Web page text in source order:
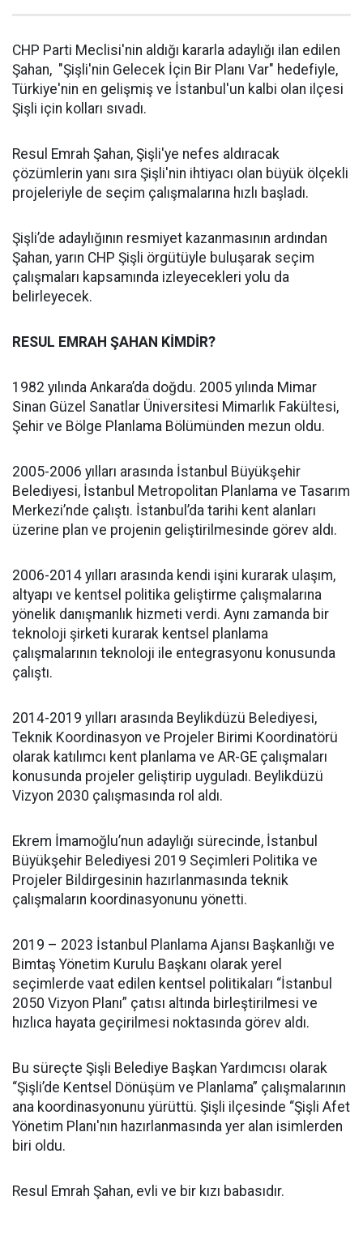
CHP Parti Meclisi'nin aldığı kararla adaylığı ilan edilen
Şahan, "Şişli'nin Gelecek İçin Bir Planı Var" hedefiyle,
Türkiye'nin en gelişmiş ve İstanbul'un kalbi olan ilçesi
Şişli için kolları sıvadı.
Resul Emrah Şahan, Şişli'ye nefes aldıracak
çözümlerin yanı sıra Şişli'nin ihtiyacı olan büyük ölçekli
projeleriyle de seçim çalışmalarına hızlı başladı.
Şişli’de adaylığının resmiyet kazanmasının ardından
Şahan, yarın CHP Şişli örgütüyle buluşarak seçim
çalışmaları kapsamında izleyecekleri yolu da
belirleyecek.
RESUL EMRAH ŞAHAN KİMDİR?
1982 yılında Ankara’da doğdu. 2005 yılında Mimar
Sinan Güzel Sanatlar Üniversitesi Mimarlık Fakültesi,
Şehir ve Bölge Planlama Bölümünden mezun oldu.
2005-2006 yılları arasında İstanbul Büyükşehir
Belediyesi, İstanbul Metropolitan Planlama ve Tasarım
Merkezi’nde çalıştı. İstanbul’da tarihi kent alanları
üzerine plan ve projenin geliştirilmesinde görev aldı.
2006-2014 yılları arasında kendi işini kurarak ulaşım,
altyapı ve kentsel politika geliştirme çalışmalarına
yönelik danışmanlık hizmeti verdi. Aynı zamanda bir
teknoloji şirketi kurarak kentsel planlama
çalışmalarının teknoloji ile entegrasyonu konusunda
çalıştı.
2014-2019 yılları arasında Beylikdüzü Belediyesi,
Teknik Koordinasyon ve Projeler Birimi Koordinatörü
olarak katılımcı kent planlama ve AR-GE çalışmaları
konusunda projeler geliştirip uyguladı. Beylikdüzü
Vizyon 2030 çalışmasında rol aldı.
Ekrem İmamoğlu’nun adaylığı sürecinde, İstanbul
Büyükşehir Belediyesi 2019 Seçimleri Politika ve
Projeler Bildirgesinin hazırlanmasında teknik
çalışmaların koordinasyonunu yönetti.
2019 – 2023 İstanbul Planlama Ajansı Başkanlığı ve
Bimtaş Yönetim Kurulu Başkanı olarak yerel
seçimlerde vaat edilen kentsel politikaları “İstanbul
2050 Vizyon Planı” çatısı altında birleştirilmesi ve
hızlıca hayata geçirilmesi noktasında görev aldı.
Bu süreçte Şişli Belediye Başkan Yardımcısı olarak
“Şişli’de Kentsel Dönüşüm ve Planlama” çalışmalarının
ana koordinasyonunu yürüttü. Şişli ilçesinde “Şişli Afet
Yönetim Planı'nın hazırlanmasında yer alan isimlerden
biri oldu.
Resul Emrah Şahan, evli ve bir kızı babasıdır.